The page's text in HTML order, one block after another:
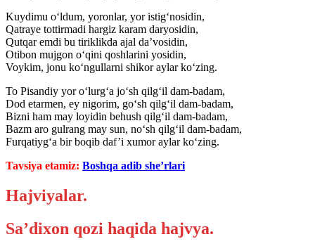
Kuydimu o‘ldum, yoronlar, yor istig‘nosidin,
Qatraye tottirmadi hargiz karam daryosidin,
Qutqar emdi bu tiriklikda ajal da’vosidin,
Otibon mujgon o‘qini qoshlarini yosidin,
Voykim, jonu ko‘ngullarni shikor aylar ko‘zing.
To Pisandiy yor o‘lurg‘a jo‘sh qilg‘il dam-badam,
Dod etarmen, ey nigorim, go‘sh qilg‘il dam-badam,
Bizni ham may loyidin behush qilg‘il dam-badam,
Bazm aro gulrang may sun, no‘sh qilg‘il dam-badam,
Furqatiyg‘a bir boqib daf’i xumor aylar ko‘zing.
Tavsiya etamiz: Boshqa adib she’rlari
Hajviyalar.
Sa’dixon qozi haqida hajvya.